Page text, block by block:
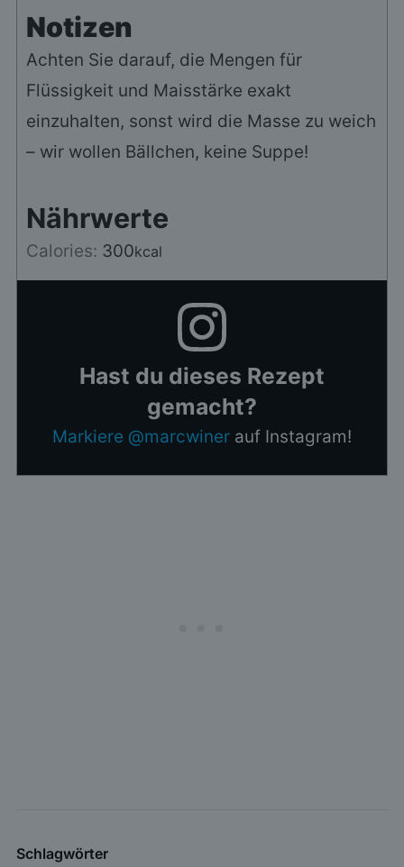
Notizen
Achten Sie darauf, die Mengen für
Flüssigkeit und Maisstärke exakt
einzuhalten, sonst wird die Masse zu weich
– wir wollen Bällchen, keine Suppe!
Nährwerte
Calories: 300kcal
Hast du dieses Rezept
gemacht?
Markiere @marcwiner auf Instagram!
Schlagwörter